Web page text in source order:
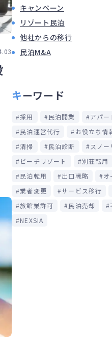
キャンペーン
リゾート民泊
他社からの移行
民泊M&A
キーワード
採用 民泊開業
アパ
民泊運営代行
お役立ち情
清掃
民泊診断
スノー
ビーチリゾート
別荘転用
民泊転用
出口戦略
オ
業者変更
サービス移行
旅館業許可
民泊売却
NEXSIA